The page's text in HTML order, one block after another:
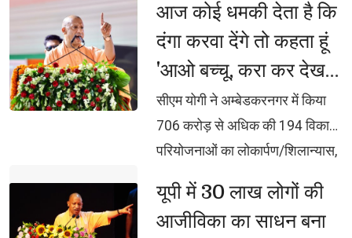
से भी शिवभक्तों पर पुष्पवर्षा, हर-हर बम-
बम से गूंज उठा पश्चिम उत्तर प्रदेश,
भक्ति, समर्पण, सामाजिक व राष्ट्रीय
एकता और समरसता का जीवंत
उदाहरण प्रस्तुत कर रहे शिवभक्तः
मुख्यमंत्री
आज कोई धमकी देता है कि
दंगा करवा देंगे तो कहता हूं
'आओ बच्चू, करा कर देख
लो समझ मे आ जायेगा :
सीएम योगी
सीएम योगी ने अम्बेडकरनगर में किया
706 करोड़ से अधिक की 194 विकास
परियोजनाओं का लोकार्पण/शिलान्यास,
करेगा और अपनी शिक्षा, स्वास्थ्य,
स्किलिंग और रोजगार के लिए आगे
यूपी में 30 लाख लोगों की
आजीविका का साधन बना